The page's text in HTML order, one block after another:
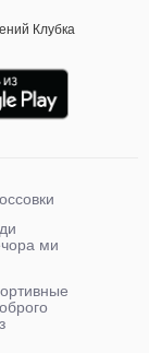
Клубка
ми